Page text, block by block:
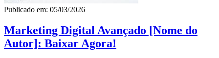
Publicado em: 05/03/2026
Marketing Digital Avançado [Nome do
Autor]: Baixar Agora!